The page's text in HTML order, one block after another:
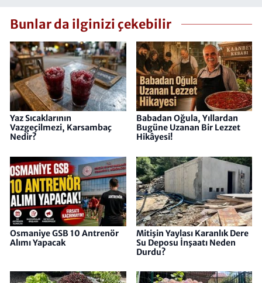
Bunlar da ilginizi çekebilir
Yaz Sıcaklarının
Vazgeçilmezi, Karsambaç
Nedir?
Babadan Oğula, Yıllardan
Bugüne Uzanan Bir Lezzet
Hikâyesi!
Osmaniye GSB 10 Antrenör
Alımı Yapacak
Mitişin Yaylası Karanlık Dere
Su Deposu İnşaatı Neden
Durdu?